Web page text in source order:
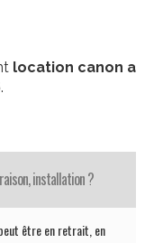
location canon a
.
installation ?
être en retrait, en